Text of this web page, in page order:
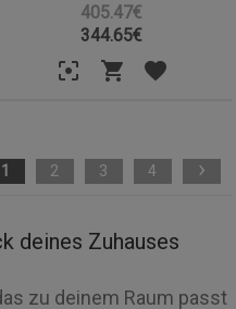
405.47€
344.65€
1 2 3 4 ›
deines Zuhauses
zu deinem Raum passt